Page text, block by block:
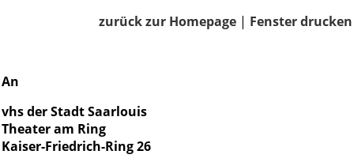
zurück zur Homepage | Fenster drucken
An
vhs der Stadt Saarlouis
Theater am Ring
Kaiser-Friedrich-Ring 26